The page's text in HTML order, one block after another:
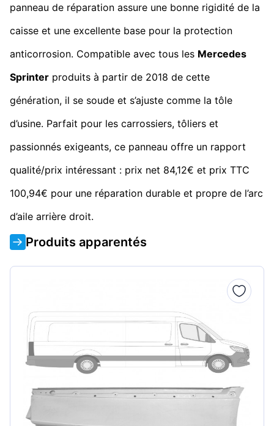
panneau de réparation assure une bonne rigidité de la
caisse et une excellente base pour la protection
anticorrosion. Compatible avec tous les Mercedes
Sprinter produits à partir de 2018 de cette
génération, il se soude et s’ajuste comme la tôle
d’usine. Parfait pour les carrossiers, tôliers et
passionnés exigeants, ce panneau offre un rapport
qualité/prix intéressant : prix net 84,12€ et prix TTC
100,94€ pour une réparation durable et propre de l’arc
d’aile arrière droit.
Produits apparentés